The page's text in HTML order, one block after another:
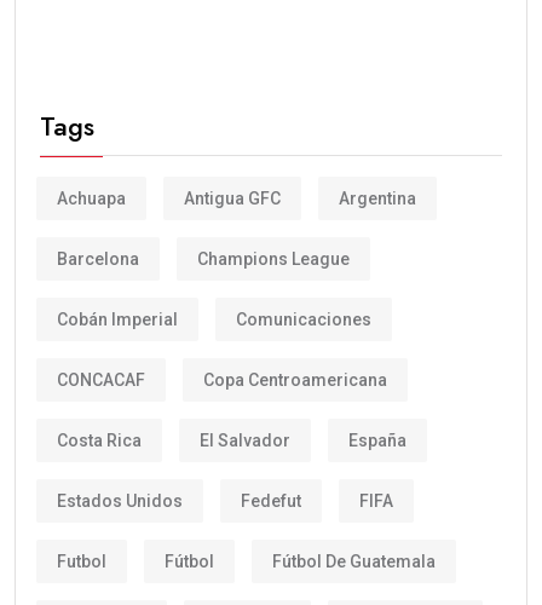
Tags
Achuapa Antigua GFC Argentina
Barcelona Champions League
Cobán Imperial Comunicaciones
CONCACAF Copa Centroamericana
Costa Rica El Salvador España
Estados Unidos Fedefut FIFA
Futbol Fútbol Fútbol De Guatemala